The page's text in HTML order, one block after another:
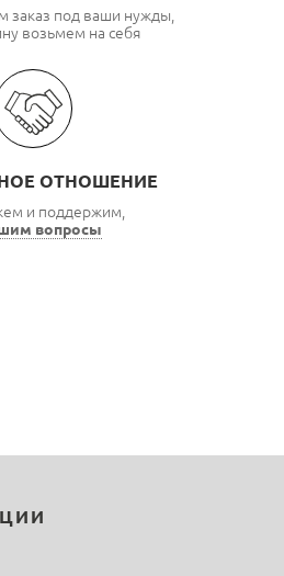
заказ под ваши нужды,
возьмем на себя
ОТНОШЕНИЕ
и поддержим,
вопросы